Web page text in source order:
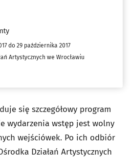
do 29 października 2017
Artystycznych we Wrocławiu
się szczegółowy program
wydarzenia wstęp jest wolny
wejściówek. Po ich odbiór
Działań Artystycznych